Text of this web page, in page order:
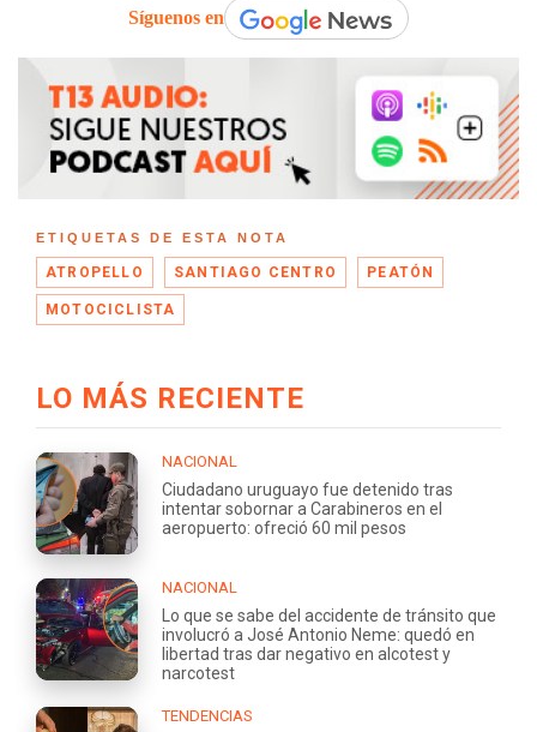
Síguenos en
ETIQUETAS DE ESTA NOTA
ATROPELLO SANTIAGO CENTRO PEATÓN
MOTOCICLISTA
LO MÁS RECIENTE
NACIONAL
Ciudadano uruguayo fue detenido tras
intentar sobornar a Carabineros en el
aeropuerto: ofreció 60 mil pesos
NACIONAL
Lo que se sabe del accidente de tránsito que
involucró a José Antonio Neme: quedó en
libertad tras dar negativo en alcotest y
narcotest
TENDENCIAS